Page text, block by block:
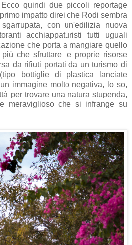
quindi due piccoli reportage
impatto direi che Rodi sembra
con un'edilizia nuova
acchiappaturisti tutti uguali
che porta a mangiare quello
che sfruttare le proprie risorse
da rifiuti portati da un turismo di
bottiglie di plastica lanciate
immagine molto negativa, lo so,
per trovare una natura stupenda,
meraviglioso che si infrange su